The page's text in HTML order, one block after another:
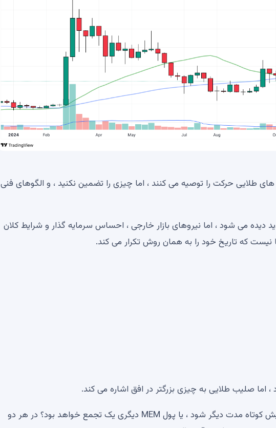
طلایی حرکت را توصیه می کنند ، اما چیزی را تضمین نکنید ، و الگوهای فنی
دیده می شود ، اما نیروهای بازار خارجی ، احساس سرمایه گذار و شرایط کلان
که تاریخ خود را به همان روش تکرار می کند.
آیا این امر می تواند منجر به یک تجمع بزرگ یا افزایش کوتاه مدت دیگر شود ، یا پول MEM دیگری یک تجمع خواهد بود؟ در هر دو